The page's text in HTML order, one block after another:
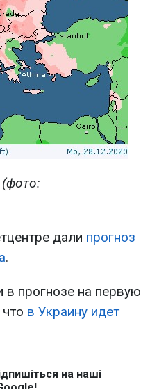
дали прогноз
.
в прогнозе на первую
в Украину идет
на наші